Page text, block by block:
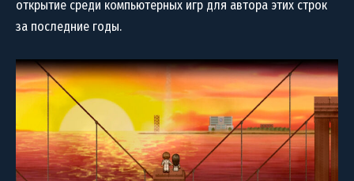
открытие среди компьютерных игр для автора этих строк
за последние годы.